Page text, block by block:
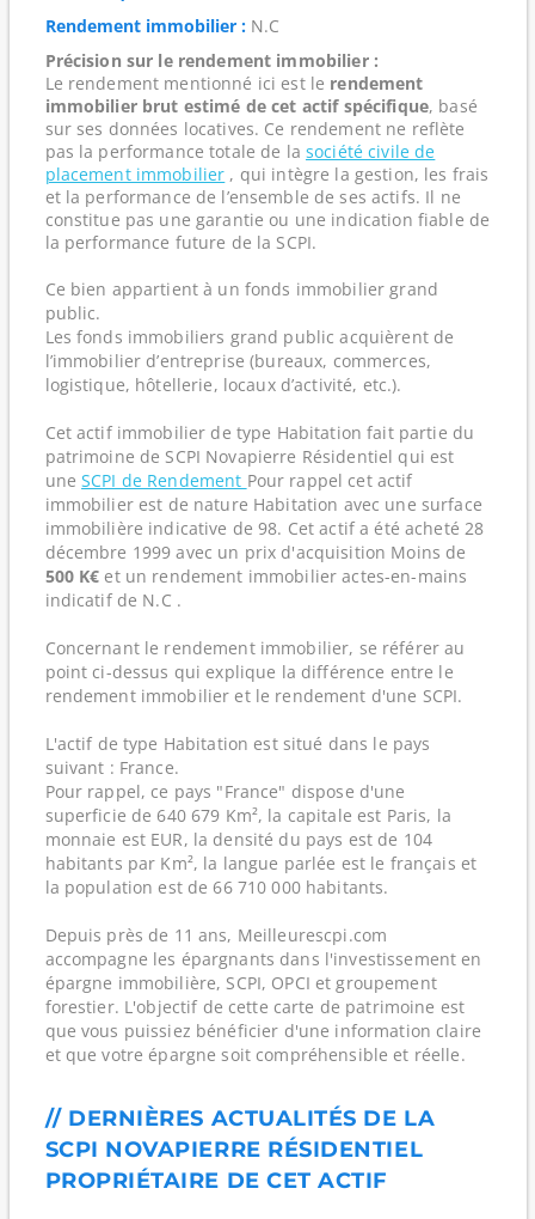
Rendement immobilier :N.C
Précision sur le rendement immobilier :
Le rendement mentionné ici est le rendement
immobilier brut estimé de cet actif spécifique, basé
sur ses données locatives. Ce rendement ne reflète
pas la performance totale de la société civile de
placement immobilier , qui intègre la gestion, les frais
et la performance de l’ensemble de ses actifs. Il ne
constitue pas une garantie ou une indication fiable de
la performance future de la SCPI.
Ce bien appartient à un fonds immobilier grand
public.
Les fonds immobiliers grand public acquièrent de
l’immobilier d’entreprise (bureaux, commerces,
logistique, hôtellerie, locaux d’activité, etc.).
Cet actif immobilier de type Habitation fait partie du
patrimoine de SCPI Novapierre Résidentiel qui est
uneSCPI de Rendement Pour rappel cet actif
immobilier est de nature Habitation avec une surface
immobilière indicative de 98. Cet actif a été acheté 28
décembre 1999 avec un prix d'acquisition Moins de
500 K€ et un rendement immobilier actes-en-mains
indicatif de N.C .
Concernant le rendement immobilier, se référer au
point ci-dessus qui explique la différence entre le
rendement immobilier et le rendement d'une SCPI.
L'actif de type Habitation est situé dans le pays
suivant : France.
Pour rappel, ce pays "France" dispose d'une
superficie de 640 679 Km², la capitale est Paris, la
monnaie est EUR, la densité du pays est de 104
habitants par Km², la langue parlée est le français et
la population est de 66 710 000 habitants.
Depuis près de 11 ans, Meilleurescpi.com
accompagne les épargnants dans l'investissement en
épargne immobilière, SCPI, OPCI et groupement
forestier. L'objectif de cette carte de patrimoine est
que vous puissiez bénéficier d'une information claire
et que votre épargne soit compréhensible et réelle.
// DERNIÈRES ACTUALITÉS DE LA
SCPI NOVAPIERRE RÉSIDENTIEL
PROPRIÉTAIRE DE CET ACTIF